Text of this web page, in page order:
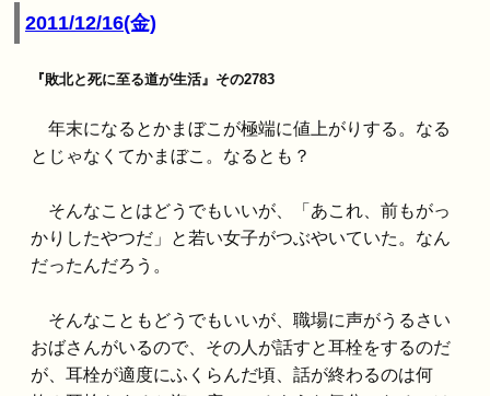
2011/12/16(金)
『敗北と死に至る道が生活』その2783
年末になるとかまぼこが極端に値上がりする。なる
とじゃなくてかまぼこ。なるとも？
そんなことはどうでもいいが、「あこれ、前もがっ
かりしたやつだ」と若い女子がつぶやいていた。なん
だったんだろう。
そんなこともどうでもいいが、職場に声がうるさい
おばさんがいるので、その人が話すと耳栓をするのだ
が、耳栓が適度にふくらんだ頃、話が終わるのは何